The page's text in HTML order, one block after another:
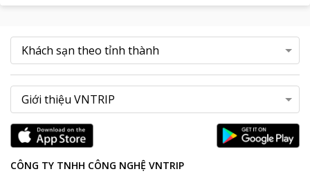
CÔNG TY TNHH CÔNG NGHỆ VNTRIP